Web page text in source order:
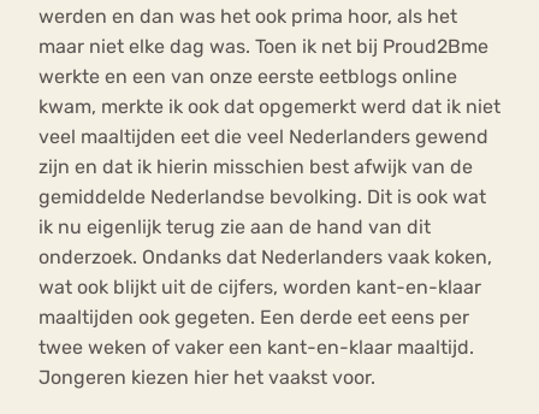
werden en dan was het ook prima hoor, als het
maar niet elke dag was. Toen ik net bij Proud2Bme
werkte en een van onze eerste eetblogs online
kwam, merkte ik ook dat opgemerkt werd dat ik niet
veel maaltijden eet die veel Nederlanders gewend
zijn en dat ik hierin misschien best afwijk van de
gemiddelde Nederlandse bevolking. Dit is ook wat
ik nu eigenlijk terug zie aan de hand van dit
onderzoek. Ondanks dat Nederlanders vaak koken,
wat ook blijkt uit de cijfers, worden kant-en-klaar
maaltijden ook gegeten. Een derde eet eens per
twee weken of vaker een kant-en-klaar maaltijd.
Jongeren kiezen hier het vaakst voor.